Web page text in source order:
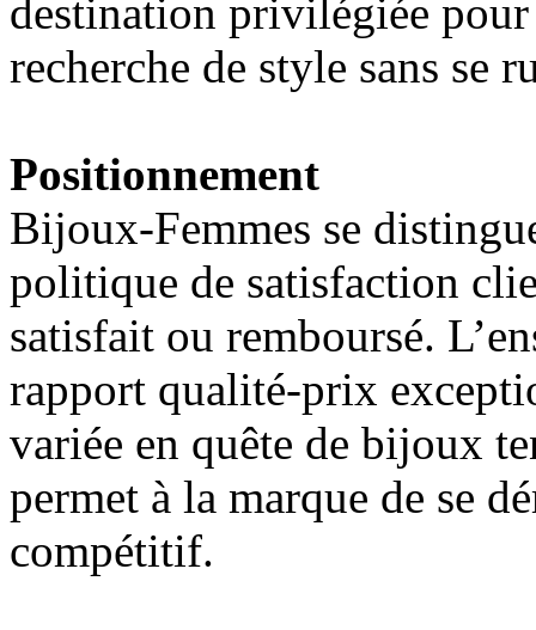
destination privilégiée pour
recherche de style sans se
Positionnement
Bijoux-Femmes se
politique de satisfaction
satisfait ou remboursé.
rapport qualité-prix
variée en quête de bijoux
permet à la marque de se
compétitif.